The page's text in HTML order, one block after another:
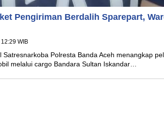
Pengiriman Berdalih Sparepart,
WIB
Satresnarkoba Polresta Banda Aceh menangkap
melalui cargo Bandara Sultan Iskandar…